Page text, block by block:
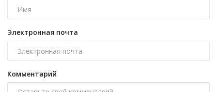
Электронная почта
Комментарий